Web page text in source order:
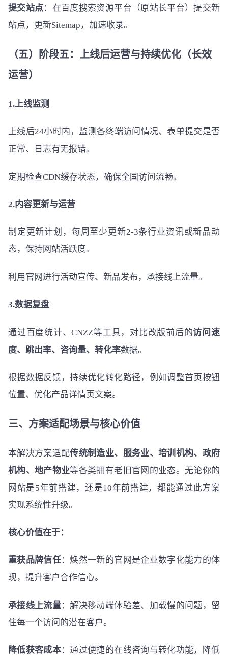
提交站点：在百度搜索资源平台（原站长平台）提交新
站点，更新Sitemap，加速收录。
（五）阶段五：上线后运营与持续优化（长效
运营）
1.上线监测
上线后24小时内，监测各终端访问情况、表单提交是否
正常、日志有无报错。
定期检查CDN缓存状态，确保全国访问流畅。
2.内容更新与运营
制定更新计划，每周至少更新2-3条行业资讯或新品动
态，保持网站活跃度。
利用官网进行活动宣传、新品发布，承接线上流量。
3.数据复盘
通过百度统计、CNZZ等工具，对比改版前后的访问速
度、跳出率、咨询量、转化率数据。
根据数据反馈，持续优化转化路径，例如调整首页按钮
位置、优化产品详情页文案。
三、方案适配场景与核心价值
本解决方案适配传统制造业、服务业、培训机构、政府
机构、地产物业等各类拥有老旧官网的业态。无论你的
网站是5年前搭建，还是10年前搭建，都能通过此方案
实现系统性升级。
核心价值在于：
重获品牌信任：焕然一新的官网是企业数字化能力的体
现，提升客户合作信心。
承接线上流量：解决移动端体验差、加载慢的问题，留
住每一个访问的潜在客户。
降低获客成本：通过便捷的在线咨询与转化功能，降低